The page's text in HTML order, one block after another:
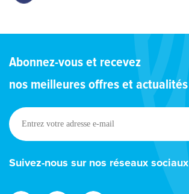
Abonnez-vous et recevez
nos meilleures offres et actualités
Entrez
votre
adresse
e-
Suivez-nous sur nos réseaux sociaux